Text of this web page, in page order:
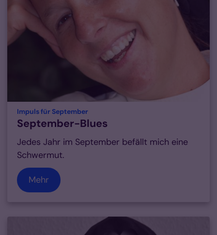
Impuls für September:
September-Blues
Jedes Jahr im September befällt mich eine
Schwermut.
Mehr